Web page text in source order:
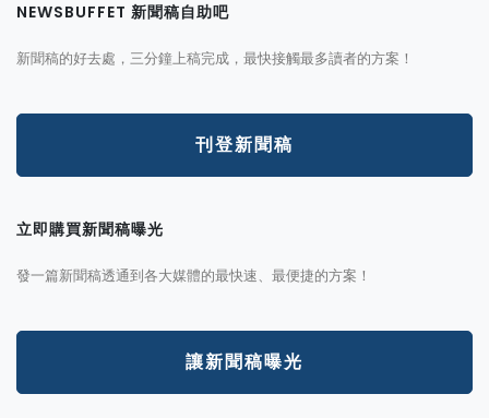
NEWSBUFFET 新聞稿自助吧
新聞稿的好去處，三分鐘上稿完成，最快接觸最多讀者的方案！
刊登新聞稿
立即購買新聞稿曝光
發一篇新聞稿透通到各大媒體的最快速、最便捷的方案！
讓新聞稿曝光